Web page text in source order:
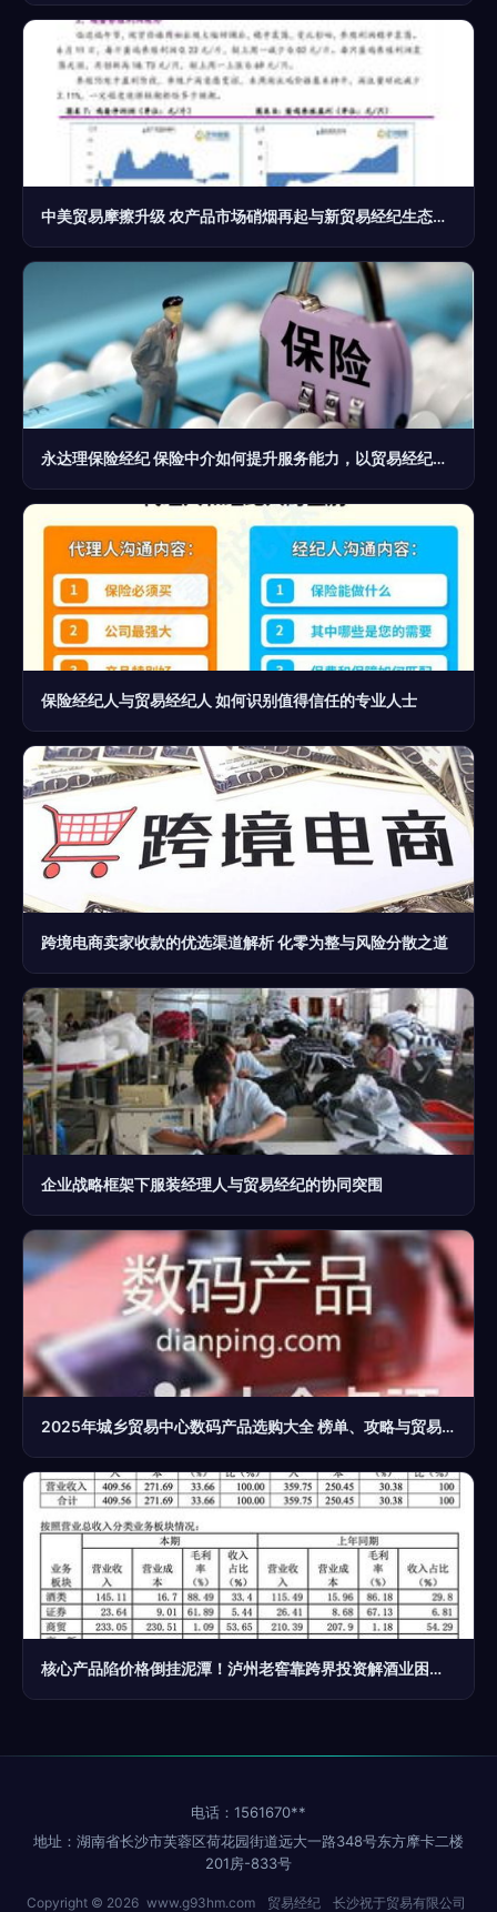
中美贸易摩擦升级 农产品市场硝烟再起与新贸易经纪生态挑战
永达理保险经纪 保险中介如何提升服务能力，以贸易经纪为鉴
保险经纪人与贸易经纪人 如何识别值得信任的专业人士
跨境电商卖家收款的优选渠道解析 化零为整与风险分散之道
企业战略框架下服装经理人与贸易经纪的协同突围
2025年城乡贸易中心数码产品选购大全 榜单、攻略与贸易经纪指南
核心产品陷价格倒挂泥潭！泸州老窖靠跨界投资解酒业困境？
电话：1561670**
地址：湖南省长沙市芙蓉区荷花园街道远大一路348号东方摩卡二楼
201房-833号
Copyright © 2026 www.g93hm.com 贸易经纪 长沙祝于贸易有限公司